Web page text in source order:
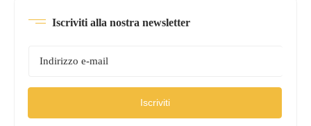
Iscriviti alla nostra newsletter
Iscriviti